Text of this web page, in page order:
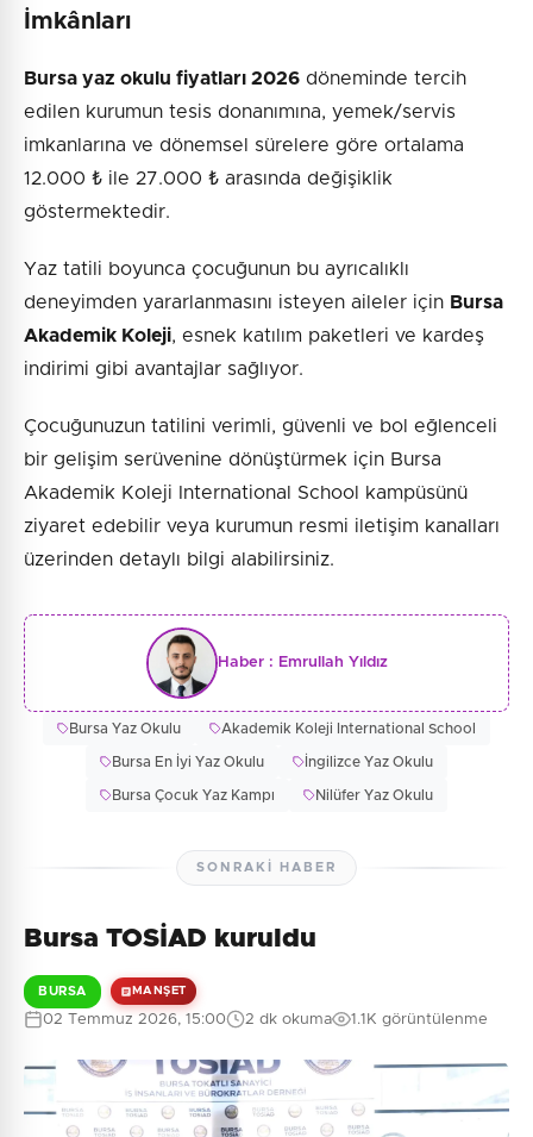
İmkânları
Bursa yaz okulu fiyatları 2026 döneminde tercih
edilen kurumun tesis donanımına, yemek/servis
imkanlarına ve dönemsel sürelere göre ortalama
12.000 ₺ ile 27.000 ₺ arasında değişiklik
göstermektedir.
Yaz tatili boyunca çocuğunun bu ayrıcalıklı
deneyimden yararlanmasını isteyen aileler için Bursa
Akademik Koleji, esnek katılım paketleri ve kardeş
indirimi gibi avantajlar sağlıyor.
Çocuğunuzun tatilini verimli, güvenli ve bol eğlenceli
bir gelişim serüvenine dönüştürmek için Bursa
Akademik Koleji International School kampüsünü
ziyaret edebilir veya kurumun resmi iletişim kanalları
üzerinden detaylı bilgi alabilirsiniz.
Haber : Emrullah Yıldız
Bursa Yaz Okulu Akademik Koleji International School
Bursa En İyi Yaz Okulu İngilizce Yaz Okulu
Bursa Çocuk Yaz Kampı Nilüfer Yaz Okulu
SONRAKI HABER
Bursa TOSİAD kuruldu
BURSA MANŞET
02 Temmuz 2026, 15:00 2 dk okuma 1.1K görüntülenme